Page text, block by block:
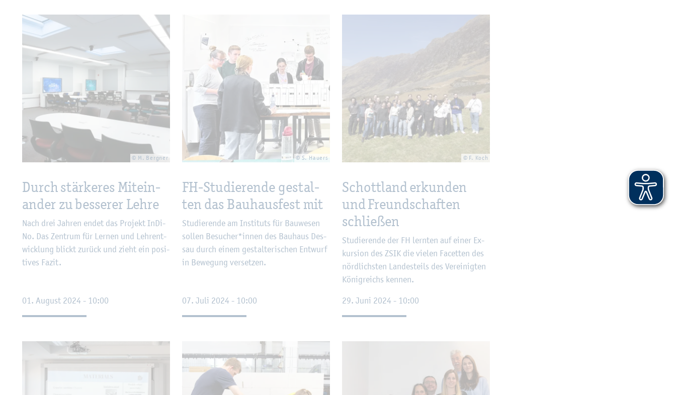
© M. Berg­ner
Durch stär­ke­res Mit­ein­
an­der zu bes­se­rer Lehre
Nach drei Jah­ren endet das Pro­jekt In­Di­
No. Das Zen­trum für Ler­nen und Lehr­ent­
wick­lung blickt zu­rück und zieht ein po­si­
ti­ves Fazit.
01. Au­gust 2024 - 10:00
© S. Hau­ers
FH-Stu­die­ren­de ge­stal­
ten das Bau­haus­fest mit
Stu­die­ren­de am In­sti­tuts für Bau­we­sen
sol­len Be­su­cher*innen des Bau­haus Des­
sau durch einem ge­stal­te­ri­schen Ent­wurf
in Be­we­gung ver­set­zen.
07. Juli 2024 - 10:00
© F. Koch
Schott­land er­kun­den
und Freund­schaf­ten
schlie­ßen
Stu­die­ren­de der FH lern­ten auf einer Ex­
kur­si­on des ZSIK die vie­len Fa­cet­ten des
nörd­lichs­ten Lan­des­teils des Ver­ei­nig­ten
Kö­nig­reichs ken­nen.
29. Juni 2024 - 10:00